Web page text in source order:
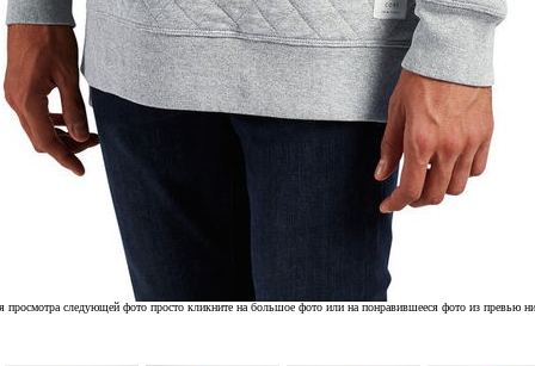
просмотра следующей фото просто кликните на большое фото или на понравившееся фото из превью